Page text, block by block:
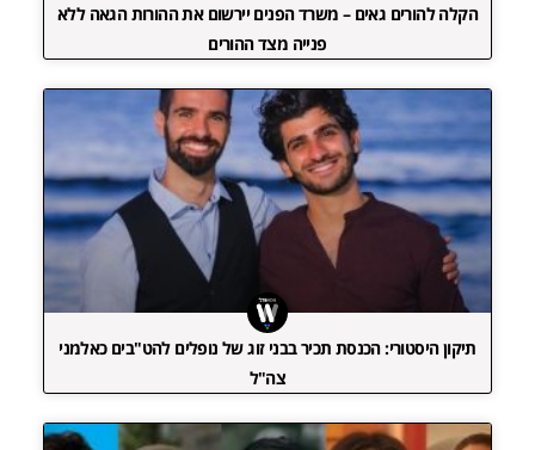
הקלה להורים גאים – משרד הפנים יירשום את ההורות הגאה ללא
פנייה מצד ההורים
תיקון היסטורי: הכנסת תכיר בבני זוג של נופלים להט"בים כאלמני
צה"ל